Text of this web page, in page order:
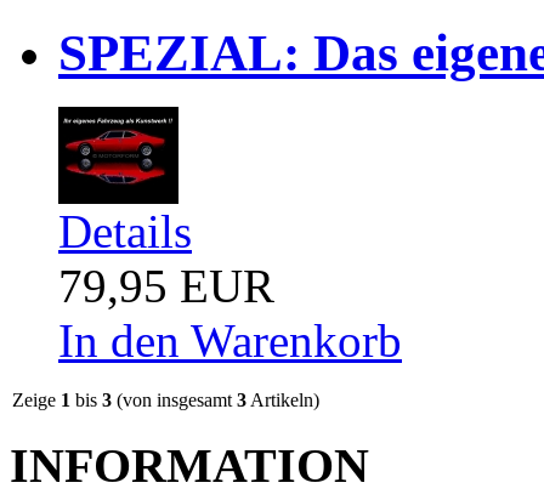
SPEZIAL: Das
Details
79,95 EUR
In den Warenkorb
Zeige 1 bis 3 (von insgesamt 3 Artikeln)
INFORMATION